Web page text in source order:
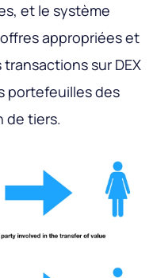
et le système
appropriées et
sur DEX
portefeuilles des
de tiers.